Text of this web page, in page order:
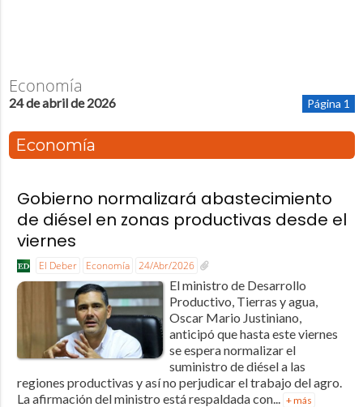
Economía
24 de abril de 2026 Página 1
Economía
Gobierno normalizará abastecimiento
de diésel en zonas productivas desde el
viernes
El Deber Economía 24/Abr/2026
El ministro de Desarrollo
Productivo, Tierras y agua,
Oscar Mario Justiniano,
anticipó que hasta este viernes
se espera normalizar el
suministro de diésel a las
regiones productivas y así no perjudicar el trabajo del agro.
La afirmación del ministro está respaldada con...
+ más